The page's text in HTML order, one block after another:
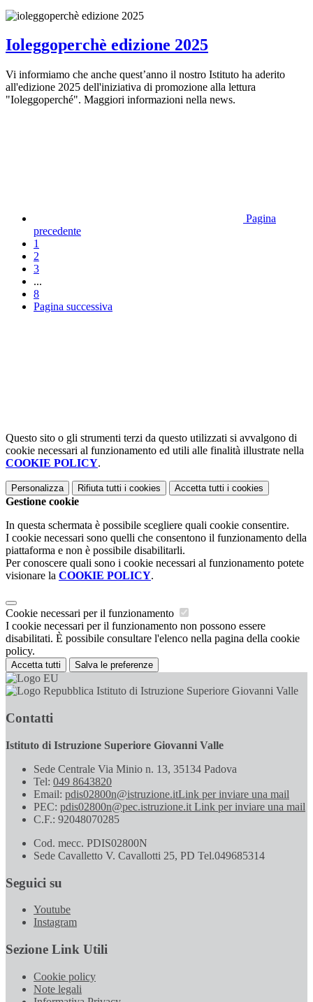
Ioleggoperchè edizione 2025
Vi informiamo che anche quest’anno il nostro Istituto ha aderito
all'edizione 2025 dell'iniziativa di promozione alla lettura
"Ioleggoperché". Maggiori informazioni nella news.
Pagina
precedente
1
2
3
...
8
Pagina successiva
Questo sito o gli strumenti terzi da questo utilizzati si avvalgono di
cookie necessari al funzionamento ed utili alle finalità illustrate nella
COOKIE POLICY.
Personalizza Rifiuta tutti i cookies Accetta tutti i cookies
Gestione cookie
In questa schermata è possibile scegliere quali cookie consentire.
I cookie necessari sono quelli che consentono il funzionamento della
piattaforma e non è possibile disabilitarli.
Per conoscere quali sono i cookie necessari al funzionamento potete
visionare la COOKIE POLICY.
Cookie necessari per il funzionamento
I cookie necessari per il funzionamento non possono essere
disabilitati. È possibile consultare l'elenco nella pagina della cookie
policy.
Accetta tutti Salva le preferenze
Istituto di Istruzione Superiore Giovanni Valle
Contatti
Istituto di Istruzione Superiore Giovanni Valle
Sede Centrale Via Minio n. 13, 35134 Padova
Tel: 049 8643820
Email: pdis02800n@istruzione.itLink per inviare una mail
PEC: pdis02800n@pec.istruzione.it Link per inviare una mail
C.F.: 92048070285
Cod. mecc. PDIS02800N
Sede Cavalletto V. Cavallotti 25, PD Tel.049685314
Seguici su
Youtube
Instagram
Sezione Link Utili
Cookie policy
Note legali